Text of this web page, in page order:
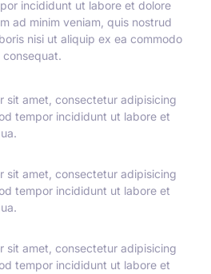
incididunt ut labore et dolore
ad minim veniam, quis nostrud
nisi ut aliquip ex ea commodo
consequat.
sit amet, consectetur adipisicing
tempor incididunt ut labore et
sit amet, consectetur adipisicing
tempor incididunt ut labore et
sit amet, consectetur adipisicing
tempor incididunt ut labore et